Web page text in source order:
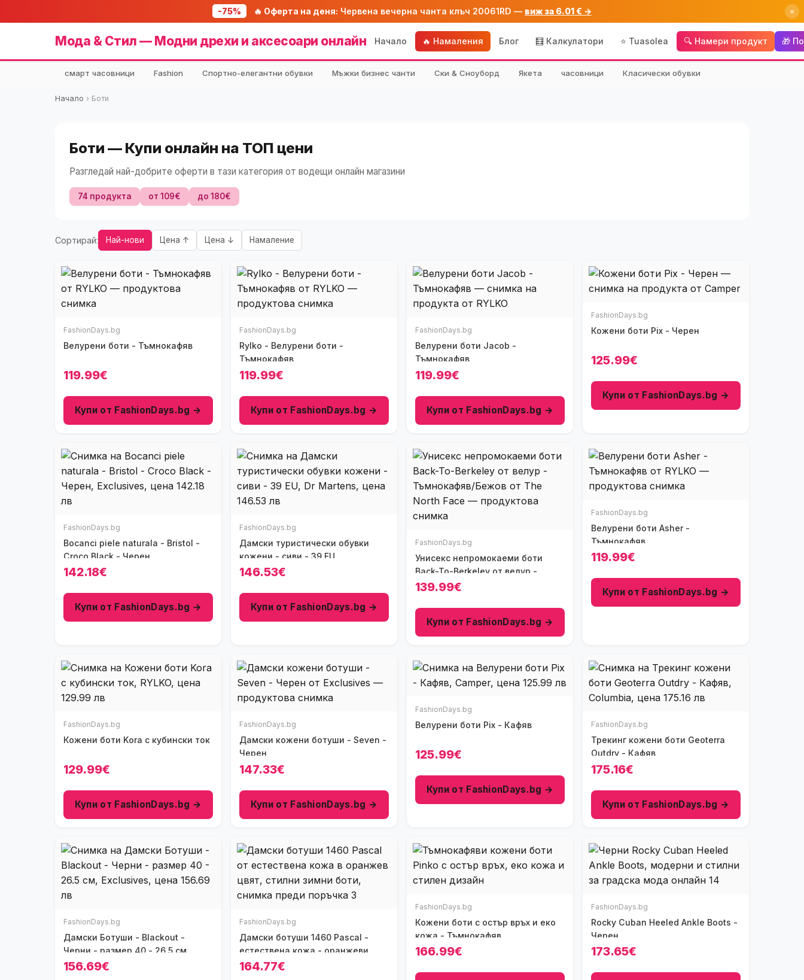
-75% 🔥 Оферта на деня: Червена вечерна чанта клъч 20061RD — виж за 6.01 € → ×
Мода & Стил — Модни дрехи и аксесоари онлайн Начало 🔥 Намаления Блог 🧮 Калкулатори ⭐ Tuasolea 🔍 Намери продукт 🎁
смарт часовници Fashion Спортно-елегантни обувки Мъжки бизнес чанти Ски & Сноуборд Якета часовници Класически обувки
Начало › Боти
Боти — Купи онлайн на ТОП цени
Разгледай най-добрите оферти в тази категория от водещи онлайн магазини
74 продукта от 109€ до 180€
Сортирай: Най-нови Цена ↑ Цена ↓ Намаление
FashionDays.bg
Велурени боти - Тъмнокафяв
119.99€
Купи от FashionDays.bg →
FashionDays.bg
Rylko - Велурени боти -
Тъмнокафяв
119.99€
Купи от FashionDays.bg →
FashionDays.bg
Велурени боти Jacob -
Тъмнокафяв
119.99€
Купи от FashionDays.bg →
FashionDays.bg
Кожени боти Pix - Черен
125.99€
Купи от FashionDays.bg →
FashionDays.bg
Bocanci piele naturala - Bristol -
Croco Black - Черен
142.18€
Купи от FashionDays.bg →
FashionDays.bg
Дамски туристически обувки
кожени - сиви - 39 EU
146.53€
Купи от FashionDays.bg →
FashionDays.bg
Унисекс непромокаеми боти
Back-To-Berkeley от велур -
Тъмнокафяв/Бежов
139.99€
Купи от FashionDays.bg →
FashionDays.bg
Велурени боти Asher -
Тъмнокафяв
119.99€
Купи от FashionDays.bg →
FashionDays.bg
Кожени боти Kora с кубински ток
129.99€
Купи от FashionDays.bg →
FashionDays.bg
Дамски кожени ботуши - Seven -
Черен
147.33€
Купи от FashionDays.bg →
FashionDays.bg
Велурени боти Pix - Кафяв
125.99€
Купи от FashionDays.bg →
FashionDays.bg
Трекинг кожени боти Geoterra
Outdry - Кафяв
175.16€
Купи от FashionDays.bg →
FashionDays.bg
Дамски Ботуши - Blackout -
Черни - размер 40 - 26.5 см
156.69€
FashionDays.bg
Дамски ботуши 1460 Pascal -
естествена кожа - оранжеви
164.77€
FashionDays.bg
Кожени боти с остър връх и еко
кожа - Тъмнокафяв
166.99€
FashionDays.bg
Rocky Cuban Heeled Ankle Boots -
Черен
173.65€